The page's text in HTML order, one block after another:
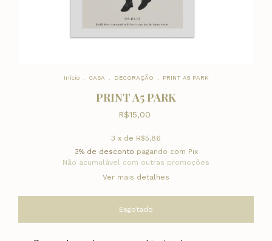
Início CASA DECORAÇÃO PRINT A5 PARK
PRINT A5 PARK
R$15,00
3 x de R$5,86
3% de desconto pagando com Pix
Não acumulável com outras promoções
Ver mais detalhes